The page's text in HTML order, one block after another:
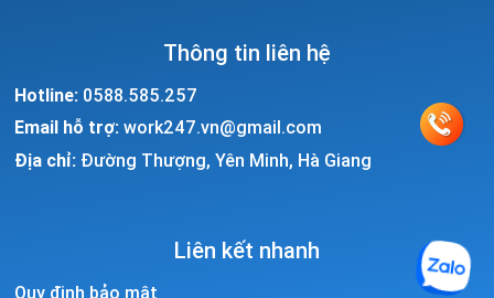
Thông tin liên hệ
Hotline: 0588.585.257
Email hỗ trợ: work247.vn@gmail.com
Địa chỉ: Đường Thượng, Yên Minh, Hà Giang
Liên kết nhanh
Quy định bảo mật